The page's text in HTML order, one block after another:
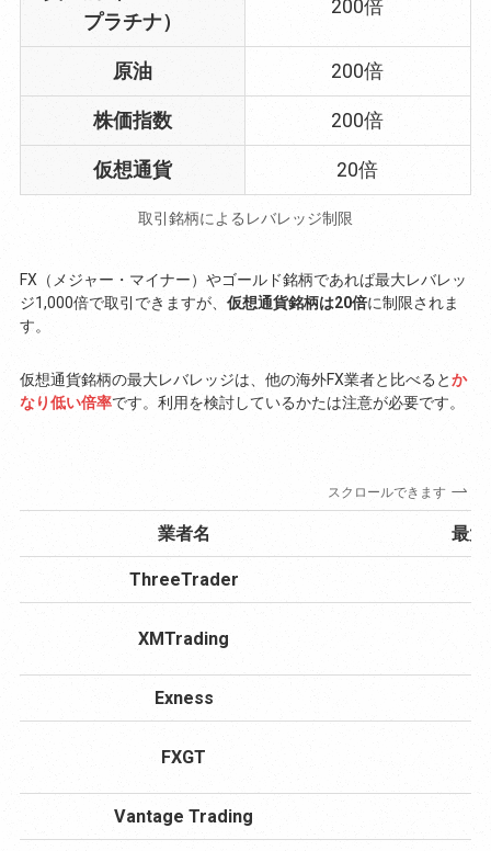
プラチナ）
200倍
原油 200倍
株価指数 200倍
仮想通貨 20倍
取引銘柄によるレバレッジ制限
FX（メジャー・マイナー）やゴールド銘柄であれば最大レバレッ
ジ1,000倍で取引できますが、 仮想通貨銘柄は20倍に制限されま
す。
仮想通貨銘柄の最大レバレッジは、他の海外FX業者と比べるとか
なり低い倍率です。利用を検討しているかたは注意が必要です。
スクロールできます
業者名 最大
ThreeTrader
XMTrading
Exness
FXGT
Vantage Trading